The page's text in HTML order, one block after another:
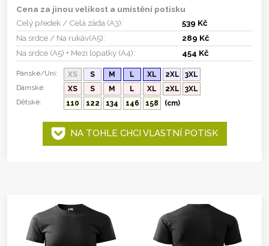
Cena za jinou velikost a umístění potisku
Celý předek / Celá záda (A3):
539 Kč
Na srdce / Na rukáv(A5):
289 Kč
Na srdce (A5) + Mezi lopatky (A4):
454 Kč
Pánské/Uni: XS S M L XL 2XL
3XL
Dámské:
XS S M L XL 2XL
3XL
Dětské:
110 122 134 146 158 (cm)
NA TOHLE CHCI VLASTNÍ POTISK